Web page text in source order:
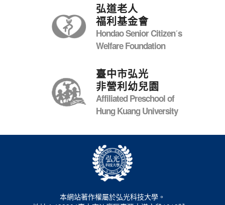
弘道老人
福利基金會
Hondao Senior Citizenˊs
Welfare Foundation
臺中市弘光
非營利幼兒園
Affiliated Preschool of
Hung Kuang University
本網站著作權屬於弘光科技大學。